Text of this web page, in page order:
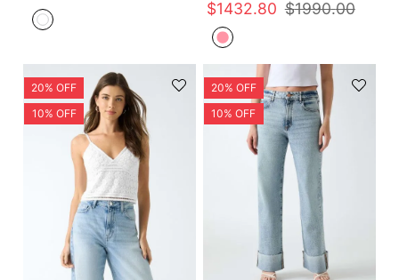
$1432.80 $1990.00
Agregar + Agregar +